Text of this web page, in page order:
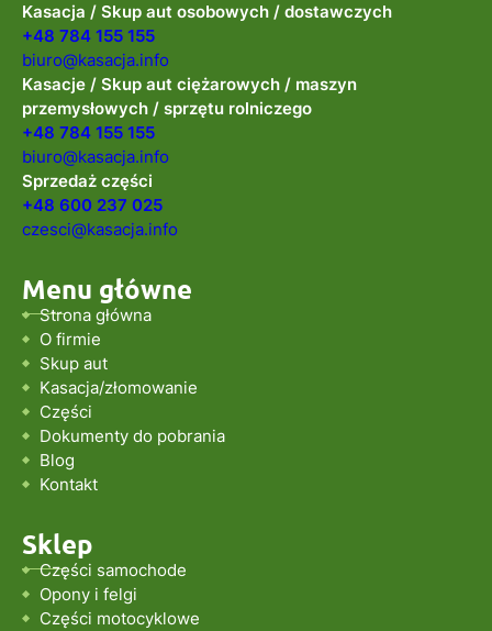
Kasacja / Skup aut osobowych / dostawczych
+48 784 155 155
biuro@kasacja.info
Kasacje / Skup aut ciężarowych / maszyn
przemysłowych / sprzętu rolniczego
+48 784 155 155
biuro@kasacja.info
Sprzedaż części
+48 600 237 025
czesci@kasacja.info
Menu główne
Strona główna
O firmie
Skup aut
Kasacja/złomowanie
Części
Dokumenty do pobrania
Blog
Kontakt
Sklep
Części samochode
Opony i felgi
Części motocyklowe